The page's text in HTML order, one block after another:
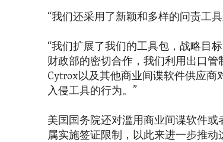
“我们还采用了新颖和多样的问责工
“我们扩展了我们的工具包，战略目
财政部的密切合作，我们利用出口管
Cytrox以及其他商业间谍软件供应
入侵工具的行为。”
美国国务院还对滥用商业间谍软件
属实施签证限制，以此来进一步推动